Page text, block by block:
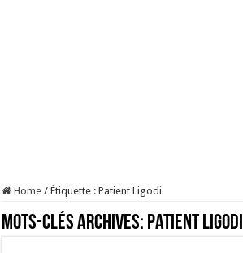
Home / Étiquette :Patient Ligodi
Mots-clés Archives: Patient Ligodi